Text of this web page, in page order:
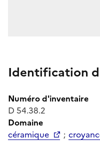
Identification
Numéro d'inventaire
D 54.38.2
Domaine
céramique
;